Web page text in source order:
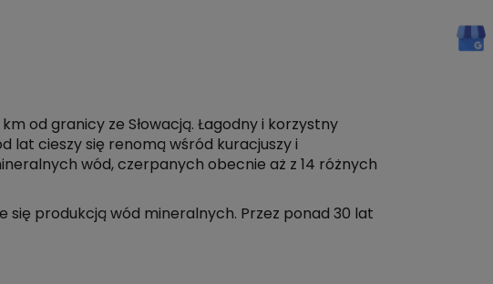
od granicy ze Słowacją. Łagodny i korzystny
lat cieszy się renomą wśród kuracjuszy i
wód, czerpanych obecnie aż z 14 różnych
się produkcją wód mineralnych. Przez ponad 30 lat